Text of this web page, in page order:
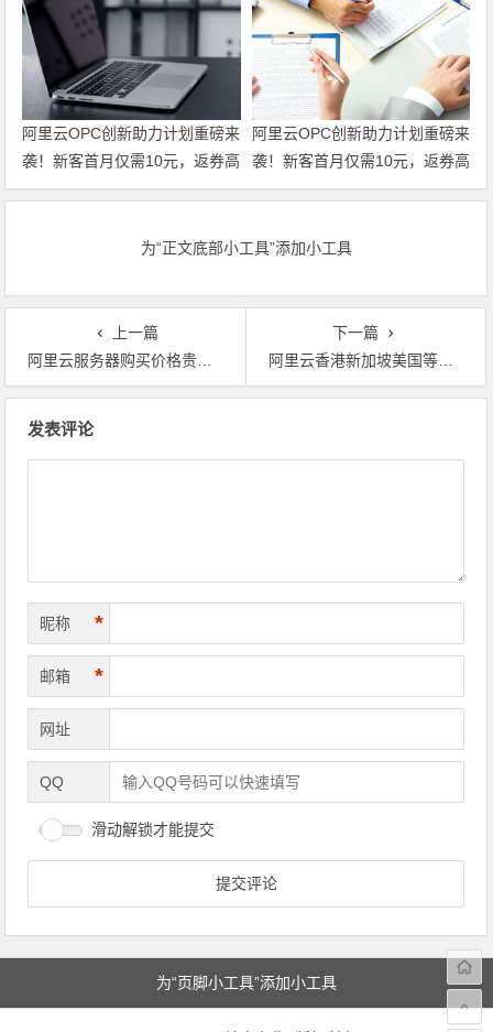
阿里云OPC创新助力计划重磅来
袭！新客首月仅需10元，返券高
达100万Token，创业路上一路
阿里云OPC创新助力计划重磅来
袭！新客首月仅需10元，返券高
达100万Token，创业路上一路
为“正文底部小工具”添加小工具
上一篇
阿里云服务器购买价格贵吗？阿里云服务器价格是多少？ 代金券优惠券领取
下一篇
阿里云香港新加坡美国等海外云服务器优惠，3个月1折年付3.6折 代金券优惠券
发表评论
昵称 *
邮箱 *
网址
QQ
滑动解锁才能提交
为“页脚小工具”添加小工具